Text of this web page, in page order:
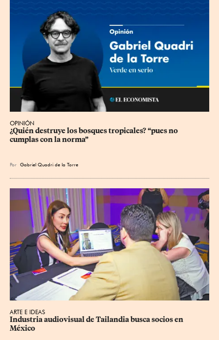
OPINIÓN
¿Quién destruye los bosques tropicales? “pues no
cumplas con la norma”
Por Gabriel Quadri de la Torre
ARTE E IDEAS
Industria audiovisual de Tailandia busca socios en
México